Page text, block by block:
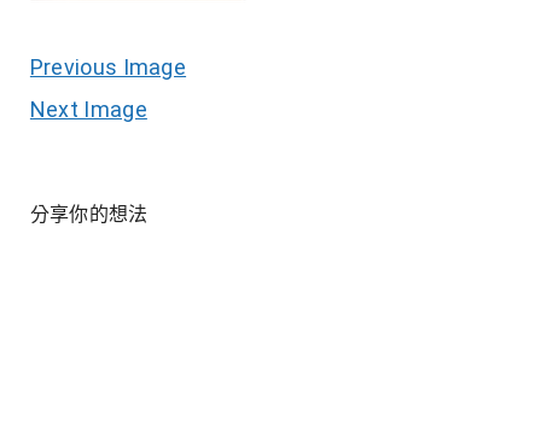
Previous Image
Next Image
分享你的想法